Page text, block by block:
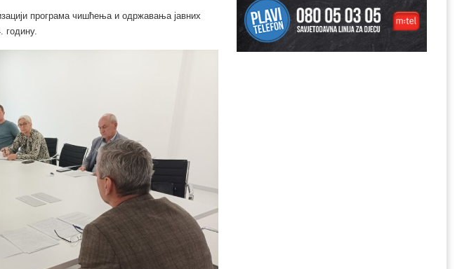
програма чишћења и одржавања јавних
годину.